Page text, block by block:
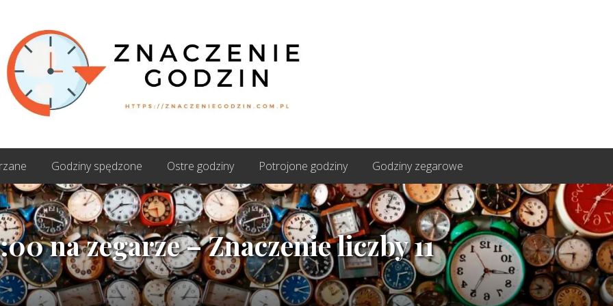
Godziny spędzone Ostre godziny Potrojone godziny Godziny zegarowe
na zegarze – Znaczenie liczby 11